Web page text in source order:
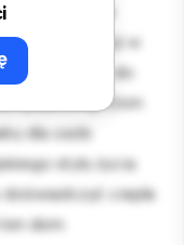
wnętrze
lokalizacji w
mieć dostęp do
publicznej. Dom
dla osób
stylu życia.
doświadczyć ciepła
dom.